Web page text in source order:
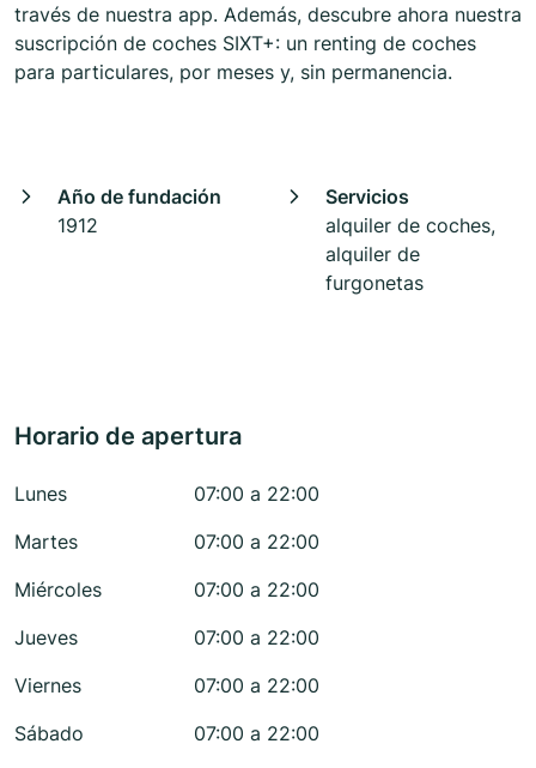
través de nuestra app. Además, descubre ahora nuestra
suscripción de coches SIXT+: un renting de coches
para particulares, por meses y, sin permanencia.
Año de fundación
1912
Servicios
alquiler de coches,
alquiler de
furgonetas
Horario de apertura
Lunes
07:00 a 22:00
Martes
07:00 a 22:00
Miércoles
07:00 a 22:00
Jueves
07:00 a 22:00
Viernes
07:00 a 22:00
Sábado
07:00 a 22:00